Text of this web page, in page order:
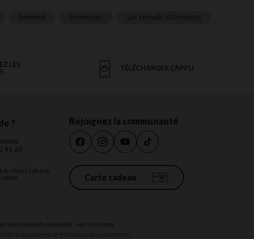
LES
TÉLÉCHARGER L'APPLI
?
91 60
de 9h00 à 18h et le
Rejoignez la communauté
Carte cadeau
des cookiesAccessibilité : non conforme